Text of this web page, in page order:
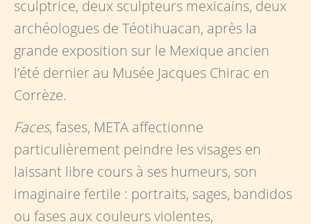
sculptrice, deux sculpteurs mexicains, deux
archéologues de Téotihuacan, après la
grande exposition sur le Mexique ancien
l’été dernier au Musée Jacques Chirac en
Corrèze.
Faces, fases, META affectionne
particulièrement peindre les visages en
laissant libre cours à ses humeurs, son
imaginaire fertile : portraits, sages, bandidos
ou fases aux couleurs violentes,